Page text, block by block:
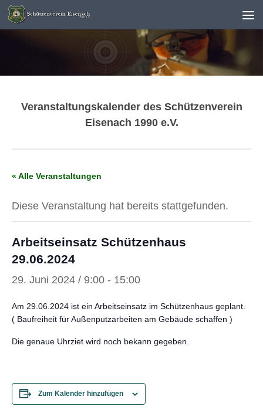
Unter dem Inhalt
Veranstaltungskalender des Schützenverein
Eisenach 1990 e.V.
« Alle Veranstaltungen
Diese Veranstaltung hat bereits stattgefunden.
Arbeitseinsatz Schützenhaus
29.06.2024
29. Juni 2024 / 9:00 - 15:00
Am 29.06.2024 ist ein Arbeitseinsatz im Schützenhaus geplant.
( Baufreiheit für Außenputzarbeiten am Gebäude schaffen )
Die genaue Uhrziet wird noch bekann gegeben.
Zum Kalender hinzufügen